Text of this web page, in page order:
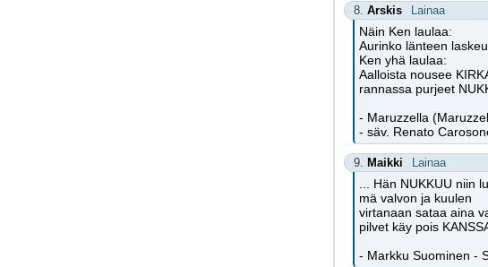
8. Arskis Lainaa
Näin Ken laulaa:
Aurinko länteen
Ken yhä laulaa:
Aalloista nousee
rannassa purjeet
- Maruzzella
- säv. Renato
9. Maikki Lainaa
... Hän NUKKUU niin
mä valvon ja kuulen
virtanaan sataa aina
pilvet käy pois
- Markku Suominen -